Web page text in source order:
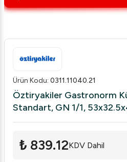
Ürün Kodu: 0311.11040.21
Öztiryakiler Gastronorm
Standart, GN 1/1,
₺ 839.12KDV Dahil